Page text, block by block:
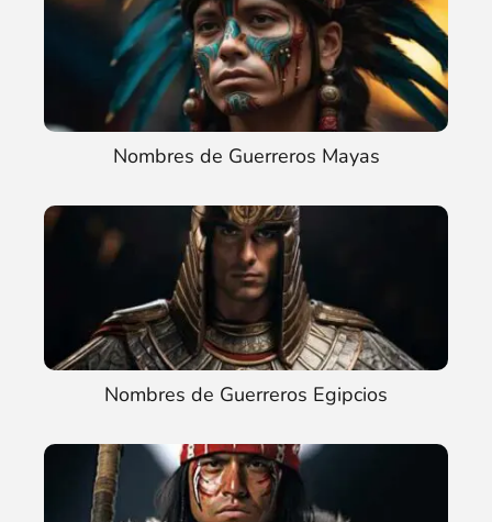
Nombres de Guerreros Mayas
Nombres de Guerreros Egipcios